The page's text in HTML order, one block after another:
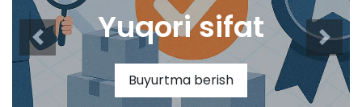
Yuqori sifat
Buyurtma berish